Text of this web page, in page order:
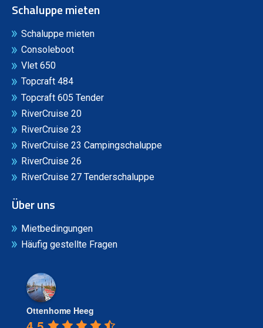
Schaluppe mieten
Schaluppe mieten
Consoleboot
Vlet 650
Topcraft 484
Topcraft 605 Tender
RiverCruise 20
RiverCruise 23
RiverCruise 23 Campingschaluppe
RiverCruise 26
RiverCruise 27 Tenderschaluppe
Über uns
Mietbedingungen
Häufig gestellte Fragen
Ottenhome Heeg